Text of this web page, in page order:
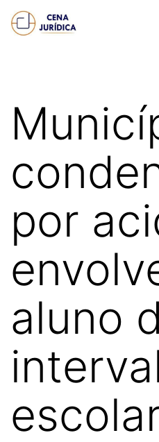
Pular
para
Cena
por
aluno